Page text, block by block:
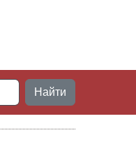
Найти